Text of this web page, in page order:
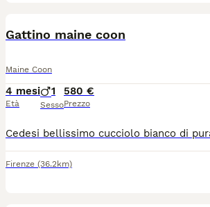
Gattino maine coon
Maine Coon
4 mesi
Età
1
Sesso
580 €
Prezzo
Firenze (36.2km)